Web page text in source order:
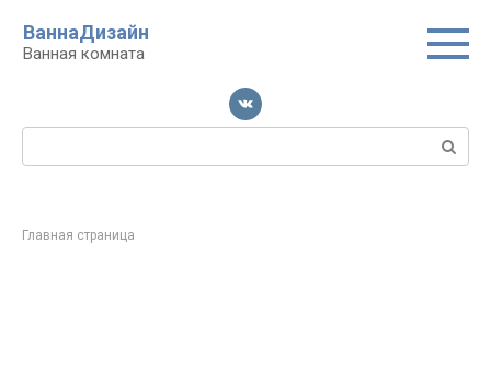
контенту
ВаннаДизайн
Ванная комната
Поиск:
Главная страница